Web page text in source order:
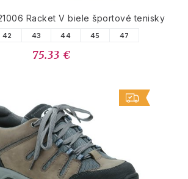
Racket V biele športové tenisky
42 43 44 45 47
75.33 €